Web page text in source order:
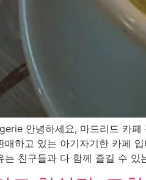
안녕하세요, 마드리드 카
매하고 있는 아기자기한 카페
는 친구들과 다 함께 즐길 수